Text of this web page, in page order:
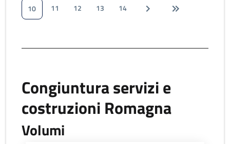
10
11 12 13 14
Congiuntura servizi e
costruzioni Romagna
Volumi